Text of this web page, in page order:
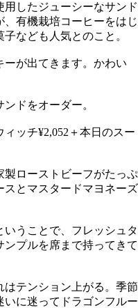
したジューシーなサンド
有機栽培コーヒーをはじ
なども人気とのこと。
ーが出てきます。かわい
ドをオーダー。
ッチ¥2,052＋本日のスー
製ローストビーフがたっぷ
スとマスタードマヨネーズ
うことで、フレッシュタ
プルを席まで持ってきて
テンション上がる。季節
に迷ってドラゴンフルー